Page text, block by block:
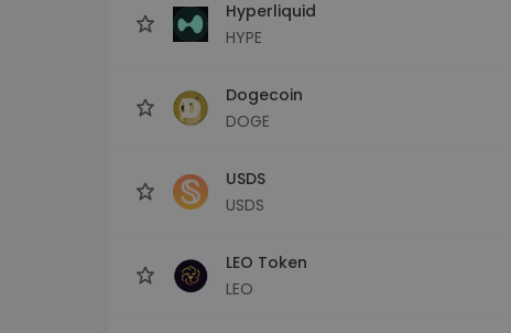
Hyperliquid
HYPE
Dogecoin
DOGE
USDS
USDS
LEO Token
LEO